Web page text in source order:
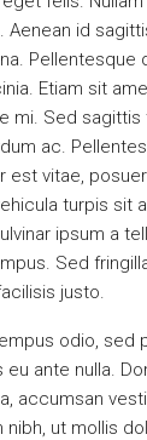
Aenean id
Pellentesque
Etiam sit
mi. Sed sagittis
ac.
est vitae,
turpis sit
ipsum a
Sed
justo.
odio, sed
eu ante nulla.
accumsan
nibh, ut mollis